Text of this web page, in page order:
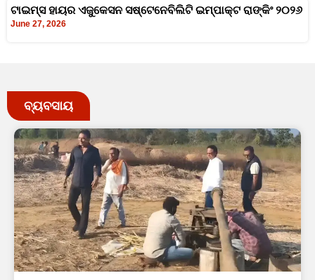
ଟାଇମ୍‍ସ ହାୟର ଏଜୁକେସନ ସଷ୍ଟେନେବିଲିଟି ଇମ୍ପାକ୍ଟ ରାଙ୍କିଂ ୨୦୨୬
June 27, 2026
ବ୍ୟବସାୟ